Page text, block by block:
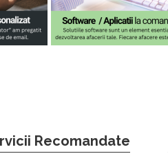
Recomandate